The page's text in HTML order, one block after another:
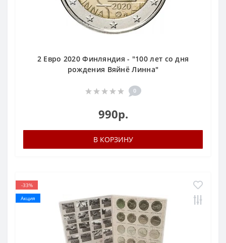
2 Евро 2020 Финляндия - "100 лет со дня
рождения Вяйнё Линна"
0
990р.
В КОРЗИНУ
-33%
Акция